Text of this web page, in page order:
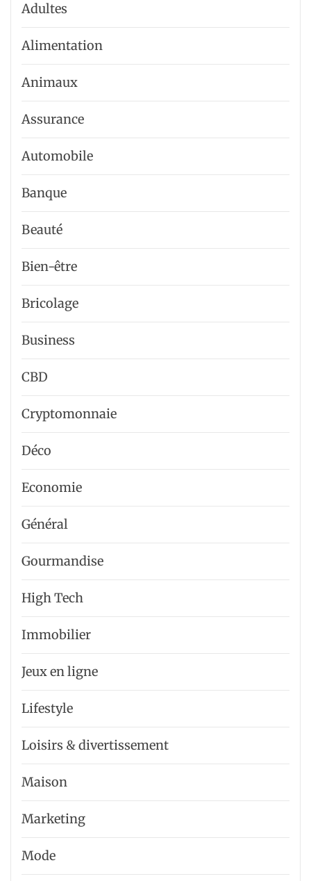
Adultes
Alimentation
Animaux
Assurance
Automobile
Banque
Beauté
Bien-être
Bricolage
Business
CBD
Cryptomonnaie
Déco
Economie
Général
Gourmandise
High Tech
Immobilier
Jeux en ligne
Lifestyle
Loisirs & divertissement
Maison
Marketing
Mode